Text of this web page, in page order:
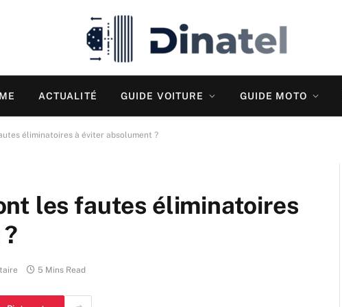
ACTUALITÉ GUIDE VOITURE GUIDE MOTO
éliminatoires à éviter absolument ?
les fautes éliminatoires
5 Mins Read